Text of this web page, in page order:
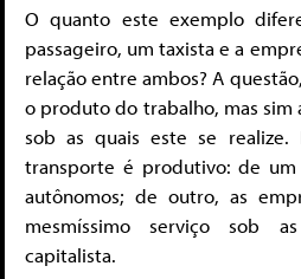
O quanto este exemplo
passageiro, um taxista e a
relação entre ambos? A
o produto do trabalho, mas sim
sob as quais este se
transporte é produtivo: de um
autônomos; de outro, as
mesmíssimo serviço sob
capitalista.